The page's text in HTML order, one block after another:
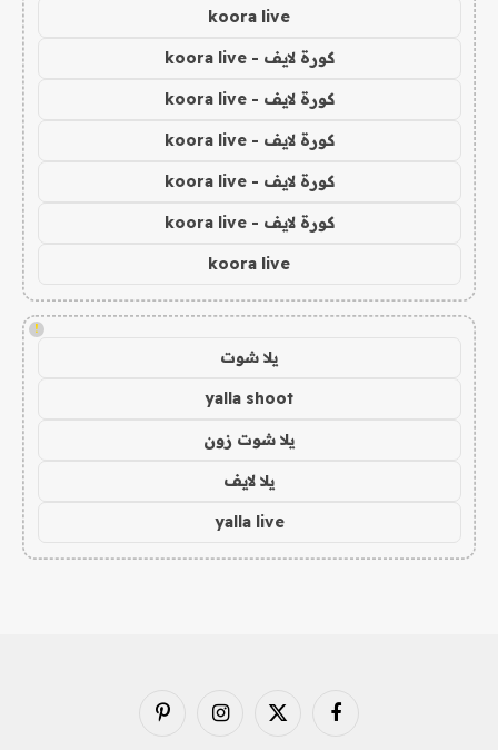
koora live
كورة لايف - koora live
كورة لايف - koora live
كورة لايف - koora live
كورة لايف - koora live
كورة لايف - koora live
koora live
!
يلا شوت
yalla shoot
يلا شوت زون
يلا لايف
yalla live
فيسبوك X
الانستغرامبينتيريست